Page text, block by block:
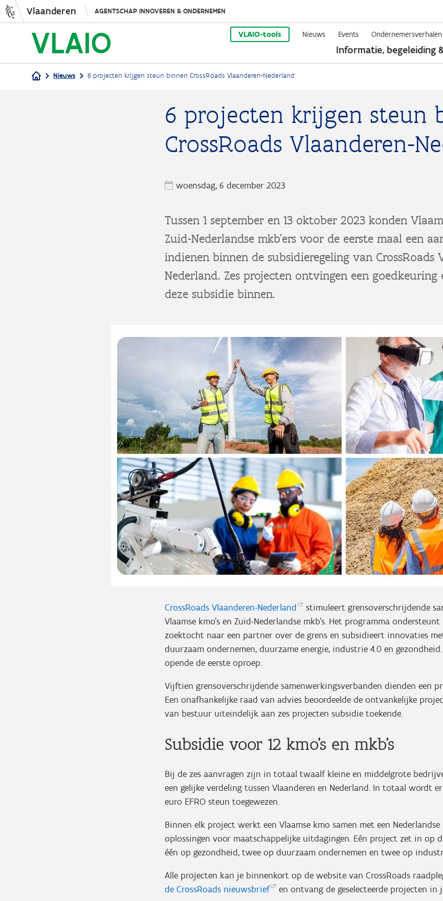
Overslaan
en
naar
de
Vlaanderen AGENTSCHAP INNOVEREN & ONDERNEMEN
VLAIO-tools Nieuws Events Ondernemersverhalen
Informatie, begeleiding
Nieuws 6 projecten krijgen steun binnen CrossRoads Vlaanderen-Nederland
6 projecten krijgen steun
CrossRoads Vlaanderen-
woensdag, 6 december 2023
Tussen 1 september en 13 oktober 2023 konden
Zuid-Nederlandse mkb’ers voor de eerste maal een
indienen binnen de subsidieregeling van CrossRoads
Nederland. Zes projecten ontvingen een goedkeuring
deze subsidie binnen.
CrossRoadsVlaanderen-Nederland
stimuleert grensoverschrijdende
Vlaamse kmo’s en Zuid-Nederlandse mkb’s. Het programma
zoektocht naar een partner over de grens en subsidieert innovaties
duurzaam ondernemen, duurzame energie, industrie 4.0 en
opende de eerste oproep.
Vijftien grensoverschrijdende samenwerkingsverbanden dienden een
Een onafhankelijke raad van advies beoordeelde de ontvankelijke
van bestuur uiteindelijk aan zes projecten subsidie toekende.
Subsidie voor 12 kmo’s en mkb’s
Bij de zes aanvragen zijn in totaal twaalf kleine en middelgrote
een gelijke verdeling tussen Vlaanderen en Nederland. In totaal wordt er
euro EFRO steun toegewezen.
Binnen elk project werkt een Vlaamse kmo samen met een
oplossingen voor maatschappelijke uitdagingen. Eén project zet in op
één op gezondheid, twee op duurzaam ondernemen en twee op
Alle projecten kan je binnenkort op de website van CrossRoads
de CrossRoads nieuwsbrief en ontvang de geselecteerde projecten in